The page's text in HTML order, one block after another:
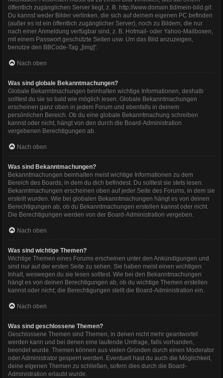
öffentlich zugänglichen Server liegt, z. B. http://www.domain.tld/mein-bild.gif.
Du kannst weder Bilder verlinken, die sich auf deinem eigenen PC befinden
(außer es ist ein öffentlich zugänglicher Server), noch zu Bildern, die nur
nach einer Anmeldung verfügbar sind, z. B. Hotmail- oder Yahoo-Mailboxen,
mit einem Passwort geschützte Seiten usw. Um das Bild anzuzeigen,
benutze den BBCode-Tag „[img]“.
Nach oben
Was sind globale Bekanntmachungen?
Globale Bekanntmachungen beinhalten wichtige Informationen, deshalb
solltest du sie so bald wie möglich lesen. Globale Bekanntmachungen
erscheinen ganz oben in jedem Forum und ebenfalls in deinem
persönlichen Bereich. Ob du eine globale Bekanntmachung schreiben
kannst oder nicht, hängt von den durch die Board-Administration
vergebenen Berechtigungen ab.
Nach oben
Was sind Bekanntmachungen?
Bekanntmachungen beinhalten meist wichtige Informationen zu dem
Bereich des Boards, in dem du dich befindest. Du solltest sie stets lesen.
Bekanntmachungen erscheinen oben auf jeder Seite des Forums, in dem sie
erstellt wurden. Wie bei globalen Bekanntmachungen hängt es von deinen
Berechtigungen ab, ob du Bekanntmachungen erstellen kannst oder nicht.
Die Berechtigungen werden von der Board-Administration vergeben.
Nach oben
Was sind wichtige Themen?
Wichtige Themen eines Forums erscheinen unter den Ankündigungen und
sind nur auf der ersten Seite zu sehen. Sie haben meist einen wichtigen
Inhalt, weswegen du sie lesen solltest. Wie bei den Bekanntmachungen
hängt es von deinen Berechtigungen ab, ob du wichtige Themen erstellen
kannst oder nicht; die Berechtigungen stellt die Board-Administration ein.
Nach oben
Was sind geschlossene Themen?
Geschlossene Themen sind Themen, in denen nicht mehr geantwortet
werden kann und bei denen eine laufende Umfrage, falls vorhanden,
beendet wurde. Themen können aus vielen Gründen durch einen Moderator
oder Administrator gesperrt werden. Eventuell hast du auch die Möglichkeit,
deine eigenen Themen zu schließen, sofern dies durch die Board-
Administration erlaubt wurde.